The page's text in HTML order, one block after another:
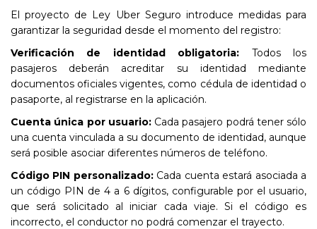
El proyecto de Ley Uber Seguro introduce medidas para
garantizar la seguridad desde el momento del registro:
Verificación de identidad obligatoria: Todos los
pasajeros deberán acreditar su identidad mediante
documentos oficiales vigentes, como cédula de identidad o
pasaporte, al registrarse en la aplicación.
Cuenta única por usuario: Cada pasajero podrá tener sólo
una cuenta vinculada a su documento de identidad, aunque
será posible asociar diferentes números de teléfono.
Código PIN personalizado: Cada cuenta estará asociada a
un código PIN de 4 a 6 dígitos, configurable por el usuario,
que será solicitado al iniciar cada viaje. Si el código es
incorrecto, el conductor no podrá comenzar el trayecto.